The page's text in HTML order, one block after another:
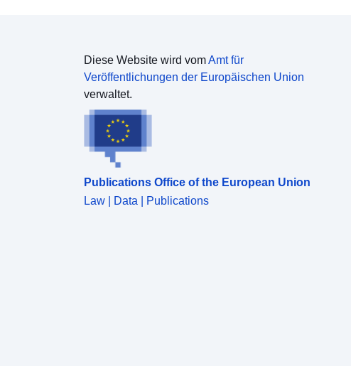
Diese Website wird vomAmt für
Veröffentlichungen der Europäischen Union
verwaltet.
Publications Office of the European Union
Law | Data | Publications